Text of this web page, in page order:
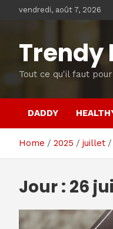
vendredi, août 7, 2026
Trendy
Tout ce qu'il faut
DADDY
Home 2025 juillet
Jour : 26